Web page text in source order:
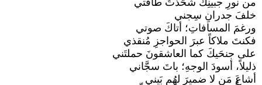
من نورِ جبينِكَ شحَذتُ طاقتي
خلفَ جدرانِ سِجني
ورغمَ المسافاتِ؛ أتاكَ صوتي
فكنتَ ملاكاً عبرَ الحواجزِ مُنقذي
على جنحَيكَ كما العاشقونَ حملتَني
ذليلاً، أسودَ الوجهِ؛ باتَ سجَّاني
أشاعَ مَن لا ضميرَ لهُم بَيني